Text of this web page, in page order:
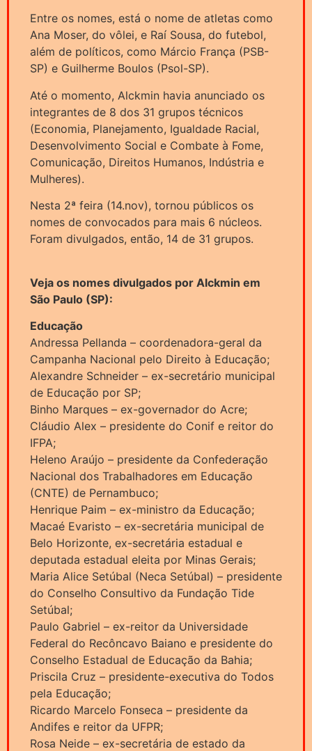
Entre os nomes, está o nome de atletas como
Ana Moser, do vôlei, e Raí Sousa, do futebol,
além de políticos, como Márcio França (PSB-
SP) e Guilherme Boulos (Psol-SP).
Até o momento, Alckmin havia anunciado os
integrantes de 8 dos 31 grupos técnicos
(Economia, Planejamento, Igualdade Racial,
Desenvolvimento Social e Combate à Fome,
Comunicação, Direitos Humanos, Indústria e
Mulheres).
Nesta 2ª feira (14.nov), tornou públicos os
nomes de convocados para mais 6 núcleos.
Foram divulgados, então, 14 de 31 grupos.
Veja os nomes divulgados por Alckmin em
São Paulo (SP):
Educação
Andressa Pellanda – coordenadora-geral da
Campanha Nacional pelo Direito à Educação;
Alexandre Schneider – ex-secretário municipal
de Educação por SP;
Binho Marques – ex-governador do Acre;
Cláudio Alex – presidente do Conif e reitor do
IFPA;
Heleno Araújo – presidente da Confederação
Nacional dos Trabalhadores em Educação
(CNTE) de Pernambuco;
Henrique Paim – ex-ministro da Educação;
Macaé Evaristo – ex-secretária municipal de
Belo Horizonte, ex-secretária estadual e
deputada estadual eleita por Minas Gerais;
Maria Alice Setúbal (Neca Setúbal) – presidente
do Conselho Consultivo da Fundação Tide
Setúbal;
Paulo Gabriel – ex-reitor da Universidade
Federal do Recôncavo Baiano e presidente do
Conselho Estadual de Educação da Bahia;
Priscila Cruz – presidente-executiva do Todos
pela Educação;
Ricardo Marcelo Fonseca – presidente da
Andifes e reitor da UFPR;
Rosa Neide – ex-secretária de estado da